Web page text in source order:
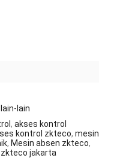
lain
, akses kontrol
kontrol zkteco, mesin
, Mesin absen zkteco,
zkteco jakarta